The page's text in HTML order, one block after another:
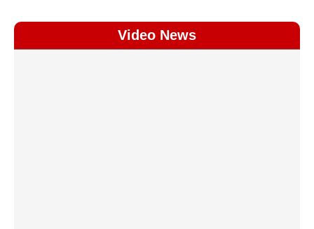
Video News